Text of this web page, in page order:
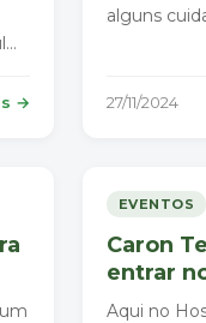
→
alguns
27/11/2024
EVENTOS
Caron
entrar
Aqui no